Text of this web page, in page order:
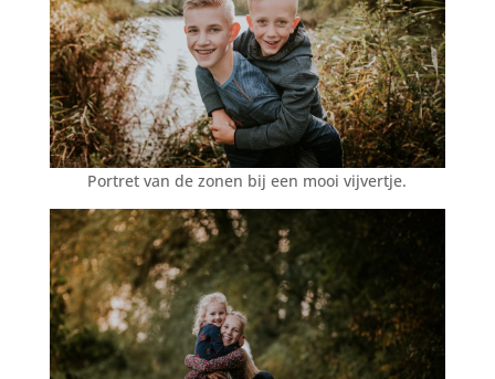
Portret van de zonen bij een mooi vijvertje.